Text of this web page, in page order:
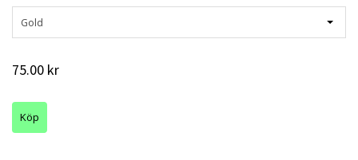
Gold
75.00 kr